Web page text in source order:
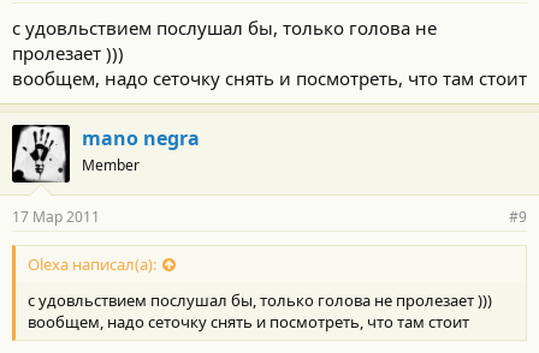
с удовльствием послушал бы, только голова не
пролезает )))
вообщем, надо сеточку снять и посмотреть, что там стоит
mano negra
Member
17 Мар 2011 #9
Olexa написал(а):
с удовльствием послушал бы, только голова не пролезает )))
вообщем, надо сеточку снять и посмотреть, что там стоит